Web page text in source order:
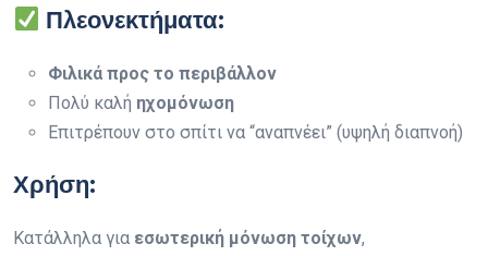
Πλεονεκτήματα:
Φιλικά προς το περιβάλλον
Πολύ καλή ηχομόνωση
Επιτρέπουν στο σπίτι να “αναπνέει” (υψηλή διαπνοή)
Χρήση:
Κατάλληλα για εσωτερική μόνωση τοίχων,